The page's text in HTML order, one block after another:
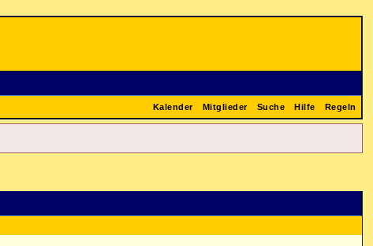
Regeln
Hilfe
Suche
Mitglieder
Kalender